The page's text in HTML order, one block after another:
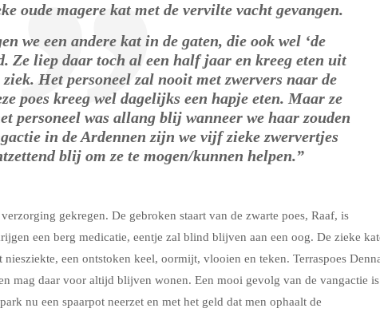
oude magere kat met de vervilte vacht gevangen.
we een andere kat in de gaten, die ook wel ‘de
Ze liep daar toch al een half jaar en kreeg eten uit
Het personeel zal nooit met zwervers naar de
poes kreeg wel dagelijks een hapje eten. Maar ze
personeel was allang blij wanneer we haar zouden
in de Ardennen zijn we vijf zieke zwervertjes
blij om ze te mogen/kunnen helpen.”
gekregen. De gebroken staart van de zwarte poes, Raaf, is
een berg medicatie, eentje zal blind blijven aan een oog. De zieke
een ontstoken keel, oormijt, vlooien en teken. Terraspoes
mag daar voor altijd blijven wonen. Een mooi gevolg van de vangactie is
nu een spaarpot neerzet en met het geld dat men ophaalt de